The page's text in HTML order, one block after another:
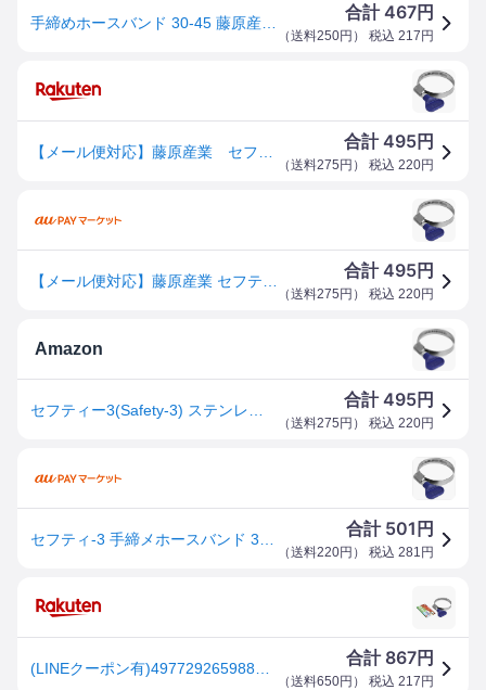
合計467円
（送料250円 ） 税込 217 円
合計495円
（送料275円 ） 税込 220円
合計495円
（送料275円 ） 税込 220円
Amazon
合計495円
（送料275円 ） 税込 220円
合計 501 円
（送料220円 ） 税込 281 円
合計 867円
（送料650円 ） 税込 217 円